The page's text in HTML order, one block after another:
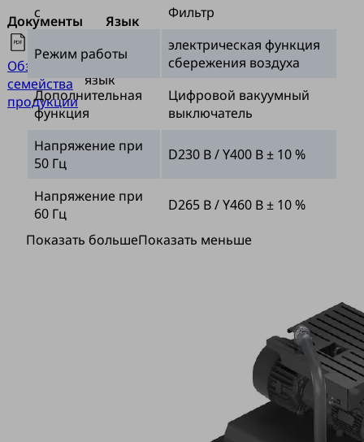
Документы
Язык
Обзор
семейства
продукции
Английский
язык
с Фильтр
Режим работы
электрическая функция
сбережения воздуха
Дополнительная
функция
Цифровой вакуумный
выключатель
Напряжение при
50 Гц
D230 В / Y400 В ± 10 %
Напряжение при
60 Гц
D265 В / Y460 В ± 10 %
Показать большеПоказать меньше